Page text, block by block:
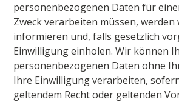
personenbezogenen Daten für
Zweck verarbeiten müssen, werden
informieren und, falls gesetzlich
Einwilligung einholen. Wir können
personenbezogenen Daten ohne
Ihre Einwilligung verarbeiten,
geltendem Recht oder geltenden